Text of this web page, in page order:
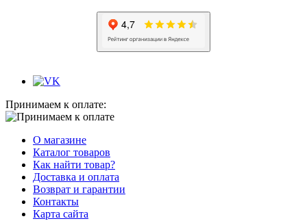
Принимаем к оплате:
О магазине
Каталог товаров
Как найти товар?
Доставка и оплата
Возврат и гарантии
Контакты
Карта сайта